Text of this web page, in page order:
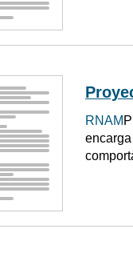
RNAM